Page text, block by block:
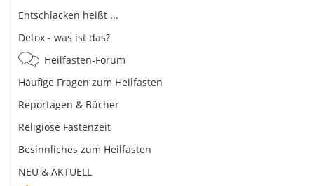
Entschlacken heißt ...
Detox - was ist das?
Heilfasten-Forum
Häufige Fragen zum Heilfasten
Reportagen & Bücher
Religiöse Fastenzeit
Besinnliches zum Heilfasten
NEU & AKTUELL